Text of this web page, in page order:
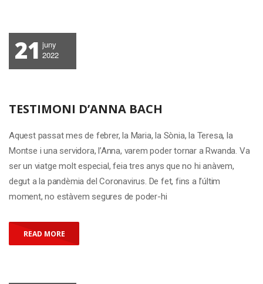
21 juny
2022
TESTIMONI D’ANNA BACH
Aquest passat mes de febrer, la Maria, la Sònia, la Teresa, la
Montse i una servidora, l’Anna, varem poder tornar a Rwanda. Va
ser un viatge molt especial, feia tres anys que no hi anàvem,
degut a la pandèmia del Coronavirus. De fet, fins a l’últim
moment, no estàvem segures de poder-hi
READ MORE